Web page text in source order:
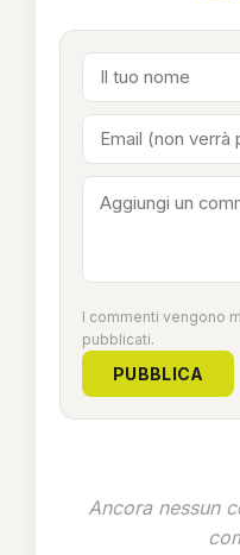
I commenti vengono
pubblicati.
PUBBLICA
Ancora nessun